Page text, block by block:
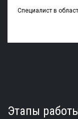
Специалист в
Этапы